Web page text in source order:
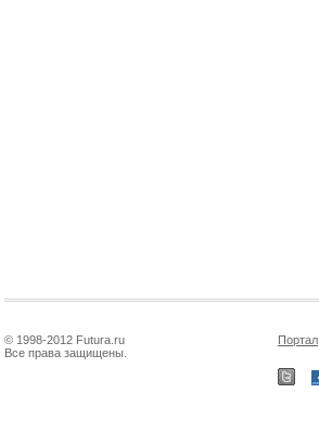
© 1998-2012 Futura.ru
Все права защищены.
Портал